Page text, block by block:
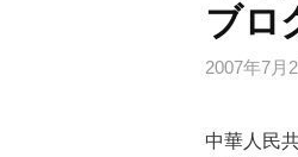
ブロ
2007年7月
中華人民